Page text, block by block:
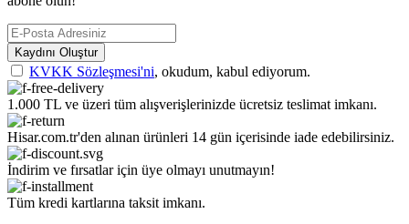
Kaydını Oluştur
KVKK Sözleşmesi'ni, okudum, kabul ediyorum.
1.000 TL ve üzeri tüm alışverişlerinizde ücretsiz teslimat imkanı.
Hisar.com.tr'den alınan ürünleri 14 gün içerisinde iade edebilirsiniz.
İndirim ve fırsatlar için üye olmayı unutmayın!
Tüm kredi kartlarına taksit imkanı.